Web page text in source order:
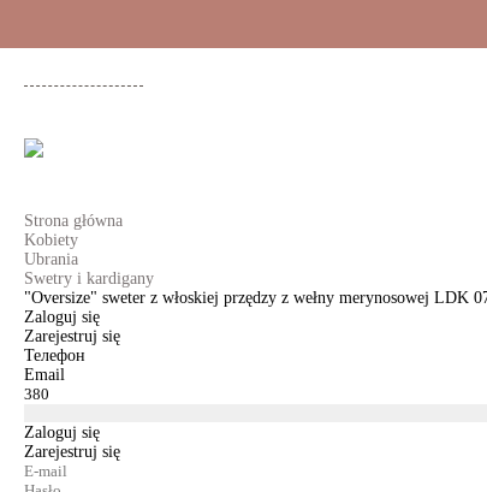
Strona główna
Kobiety
Ubrania
Swetry i kardigany
"Oversize" sweter z włoskiej przędzy z wełny merynosowej LDK
Zaloguj się
Zarejestruj się
Телефон
Email
Zaloguj się
Zarejestruj się